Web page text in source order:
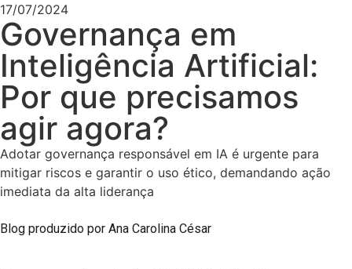
17/07/2024
Governança em
Inteligência Artificial:
Por que precisamos
agir agora?
Adotar governança responsável em IA é urgente para
mitigar riscos e garantir o uso ético, demandando ação
imediata da alta liderança
Blog produzido por Ana Carolina César